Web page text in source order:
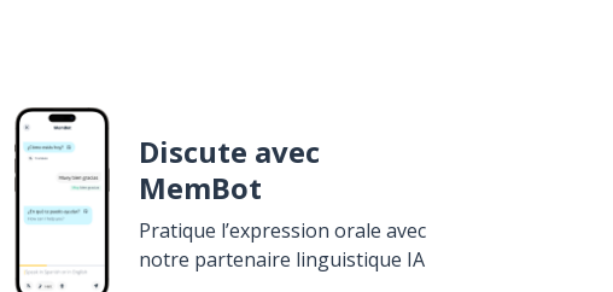
Discute avec
MemBot
Pratique l’expression orale avec
notre partenaire linguistique IA